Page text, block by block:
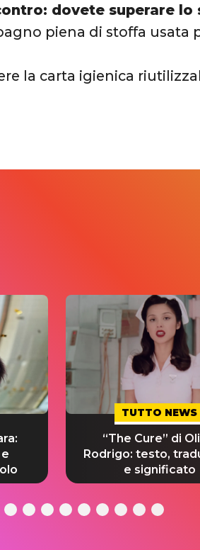
dovete superare lo
piena di stoffa usata
la carta igienica
TUTTO NEWS
“The Cure” di
Rodrigo: testo,
e significato